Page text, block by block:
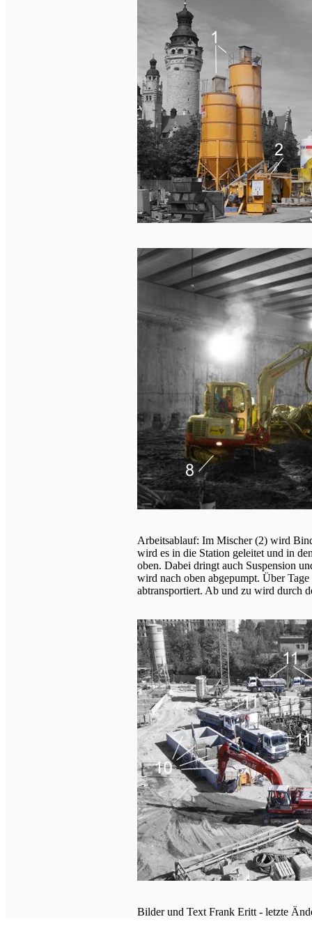
Arbeitsablauf: Im Mischer (2) wird
wird es in die Station geleitet und in
oben. Dabei dringt auch Suspension
wird nach oben abgepumpt. Über
abtransportiert. Ab und zu wird durch
Bilder und Text Frank Eritt - letzte